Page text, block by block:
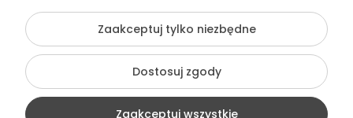
Szablon Flex byEcommercy
Zaakceptuj tylko niezbędne
Dostosuj zgody
Zaakceptuj wszystkie